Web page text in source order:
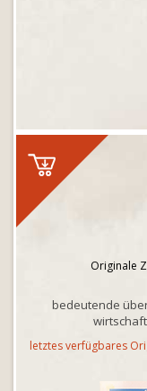
Originale
bedeutende
letztes verfügbares